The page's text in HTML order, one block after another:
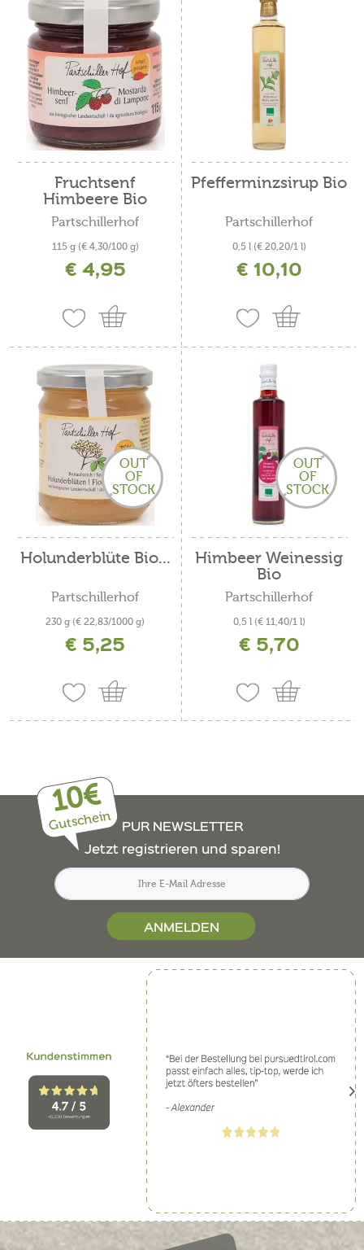
Fruchtsenf
Himbeere Bio
Partschillerhof
115 g (€ 4,30/100 g)
inkl. MwSt. zzgl. Versandkosten
€ 4,95
Pfefferminzsirup Bio
Partschillerhof
0,5 l (€ 20,20/1 l)
inkl. MwSt. zzgl. Versandkosten
€ 10,10
OUT
OF
STOCK
Holunderblüte Bio...
Partschillerhof
230 g (€ 22,83/1000 g)
€ 5,25
OUT
OF
STOCK
Himbeer Weinessig
Bio
Partschillerhof
0,5 l (€ 11,40/1 l)
€ 5,70
10€
Gutschein
PUR NEWSLETTER
Jetzt registrieren und sparen!
ANMELDEN